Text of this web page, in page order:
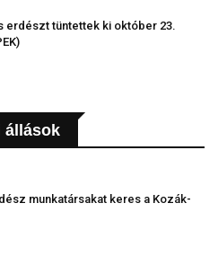
erdészt tüntettek ki október 23.
állások
munkatársakat keres a Kozák-